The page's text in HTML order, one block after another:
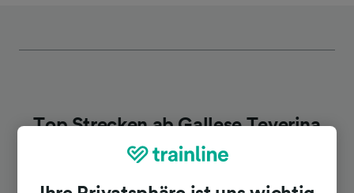
Top Strecken ab Gallese Teverina